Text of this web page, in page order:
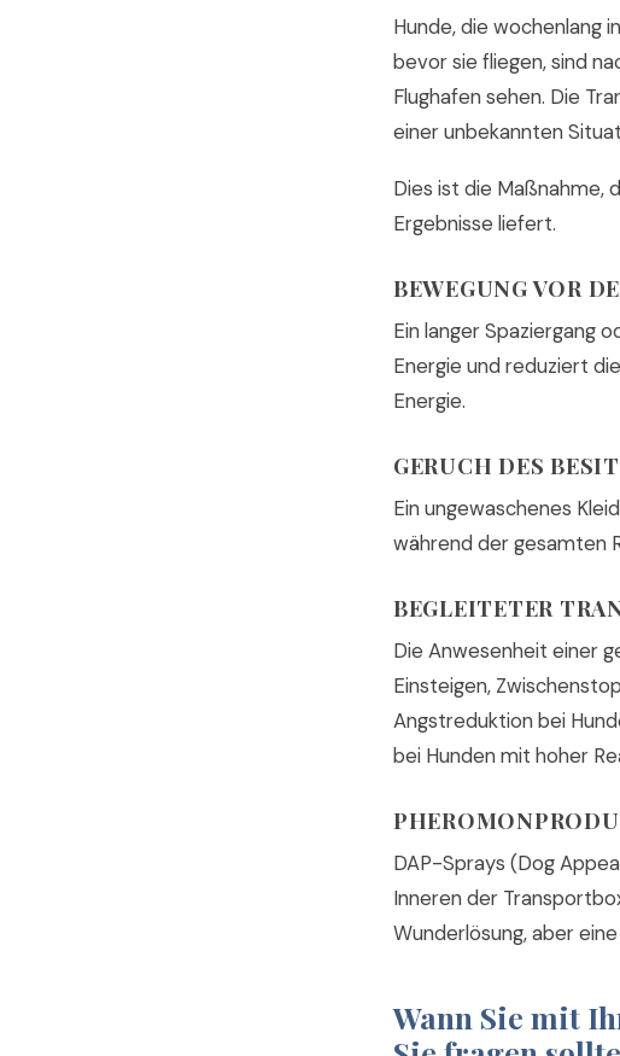
Hunde, die wochenlang
bevor sie fliegen, sind
Flughafen sehen. Die
einer unbekannten
Dies ist die
Ergebnisse liefert.
BEWEGUNG VOR
Ein langer Spaziergang
Energie und reduziert
Energie.
GERUCH DES
Ein ungewaschenes
während der gesamten
BEGLEITETER
Die Anwesenheit einer
Einsteigen,
Angstreduktion bei
bei Hunden mit hoher
DAP-Sprays (Dog
Inneren der
Wunderlösung, aber
Wann Sie mit